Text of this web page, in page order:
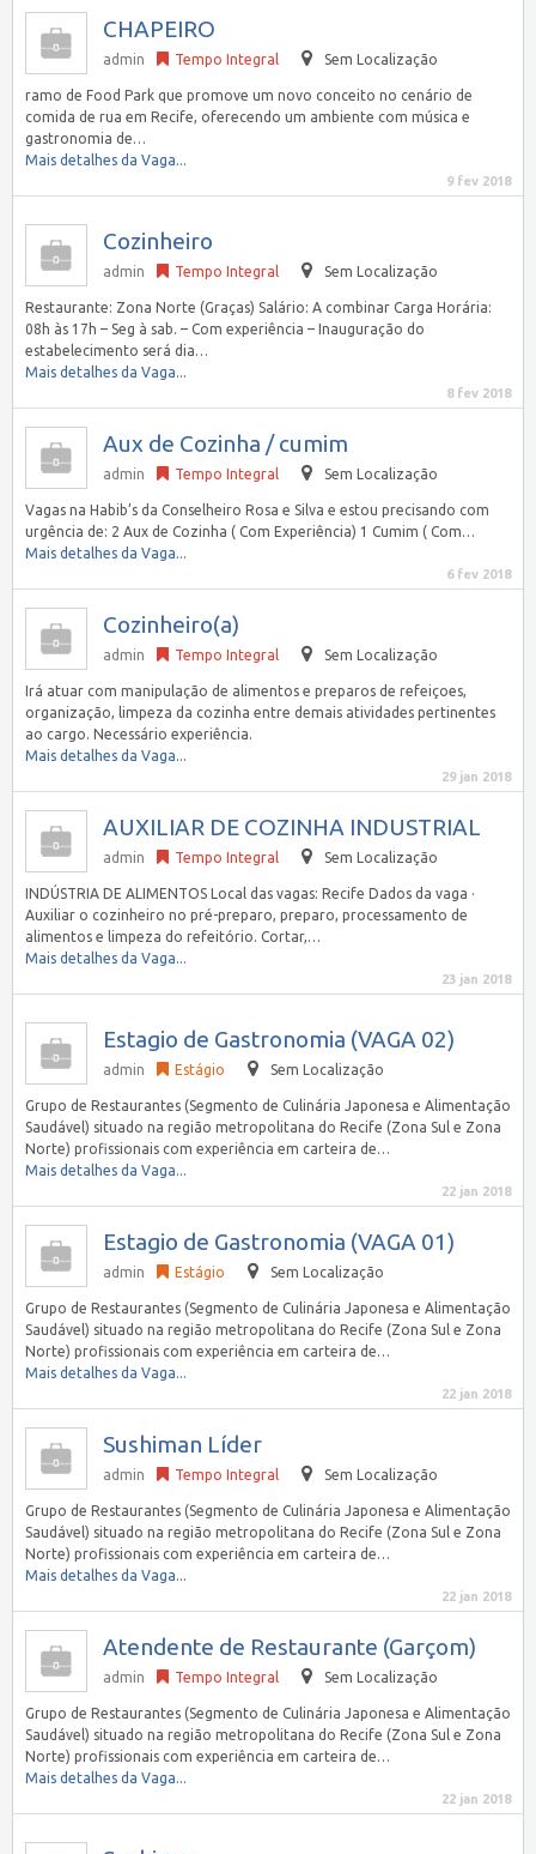
CHAPEIRO
admin Tempo Integral Sem Localização
ramo de Food Park que promove um novo conceito no cenário de
comida de rua em Recife, oferecendo um ambiente com música e
gastronomia de…
Mais detalhes da Vaga...
9 fev 2018
Cozinheiro
admin Tempo Integral Sem Localização
Restaurante: Zona Norte (Graças) Salário: A combinar Carga Horária:
08h às 17h – Seg à sab. – Com experiência – Inauguração do
estabelecimento será dia…
Mais detalhes da Vaga...
8 fev 2018
Aux de Cozinha / cumim
admin Tempo Integral Sem Localização
Vagas na Habib’s da Conselheiro Rosa e Silva e estou precisando com
urgência de: 2 Aux de Cozinha ( Com Experiência) 1 Cumim ( Com…
Mais detalhes da Vaga...
6 fev 2018
Cozinheiro(a)
admin Tempo Integral Sem Localização
Irá atuar com manipulação de alimentos e preparos de refeiçoes,
organização, limpeza da cozinha entre demais atividades pertinentes
ao cargo. Necessário experiência.
Mais detalhes da Vaga...
29 jan 2018
AUXILIAR DE COZINHA INDUSTRIAL
admin Tempo Integral Sem Localização
INDÚSTRIA DE ALIMENTOS Local das vagas: Recife Dados da vaga ·
Auxiliar o cozinheiro no pré-preparo, preparo, processamento de
alimentos e limpeza do refeitório. Cortar,…
Mais detalhes da Vaga...
23 jan 2018
Estagio de Gastronomia (VAGA 02)
admin Estágio Sem Localização
Grupo de Restaurantes (Segmento de Culinária Japonesa e Alimentação
Saudável) situado na região metropolitana do Recife (Zona Sul e Zona
Norte) profissionais com experiência em carteira de…
Mais detalhes da Vaga...
22 jan 2018
Estagio de Gastronomia (VAGA 01)
admin Estágio Sem Localização
Grupo de Restaurantes (Segmento de Culinária Japonesa e Alimentação
Saudável) situado na região metropolitana do Recife (Zona Sul e Zona
Norte) profissionais com experiência em carteira de…
Mais detalhes da Vaga...
22 jan 2018
Sushiman Líder
admin Tempo Integral Sem Localização
Grupo de Restaurantes (Segmento de Culinária Japonesa e Alimentação
Saudável) situado na região metropolitana do Recife (Zona Sul e Zona
Norte) profissionais com experiência em carteira de…
Mais detalhes da Vaga...
22 jan 2018
Atendente de Restaurante (Garçom)
admin Tempo Integral Sem Localização
Grupo de Restaurantes (Segmento de Culinária Japonesa e Alimentação
Saudável) situado na região metropolitana do Recife (Zona Sul e Zona
Norte) profissionais com experiência em carteira de…
Mais detalhes da Vaga...
22 jan 2018